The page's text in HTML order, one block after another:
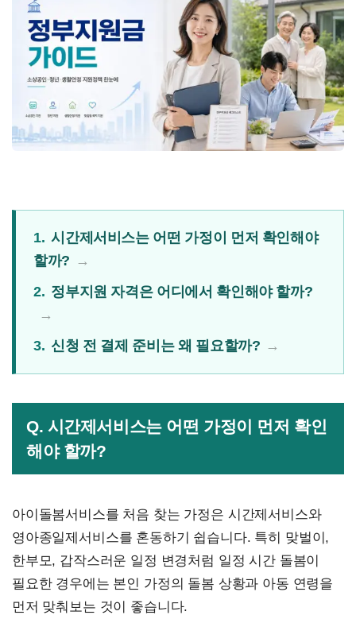
1. 시간제서비스는 어떤 가정이 먼저 확인해야
할까?
2. 정부지원 자격은 어디에서 확인해야 할까?
3. 신청 전 결제 준비는 왜 필요할까?
Q. 시간제서비스는 어떤 가정이 먼저 확인
해야 할까?
아이돌봄서비스를 처음 찾는 가정은 시간제서비스와
영아종일제서비스를 혼동하기 쉽습니다. 특히 맞벌이,
한부모, 갑작스러운 일정 변경처럼 일정 시간 돌봄이
필요한 경우에는 본인 가정의 돌봄 상황과 아동 연령을
먼저 맞춰보는 것이 좋습니다.